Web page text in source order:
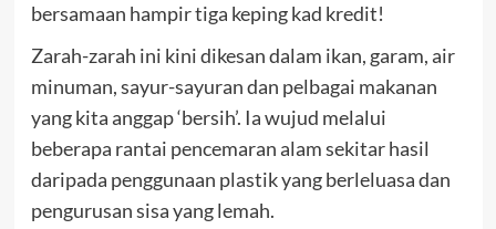
bersamaan hampir tiga keping kad kredit!
Zarah-zarah ini kini dikesan dalam ikan, garam, air
minuman, sayur-sayuran dan pelbagai makanan
yang kita anggap ‘bersih’. Ia wujud melalui
beberapa rantai pencemaran alam sekitar hasil
daripada penggunaan plastik yang berleluasa dan
pengurusan sisa yang lemah.